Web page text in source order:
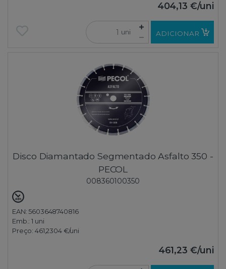
404,13 €/uni
uni ADICIONAR
Disco Diamantado Segmentado Asfalto 350 -
PECOL
008360100350
EAN: 5603648740816
Emb.:1 uni
Preço: 461,2304 €/uni
461,23 €/uni